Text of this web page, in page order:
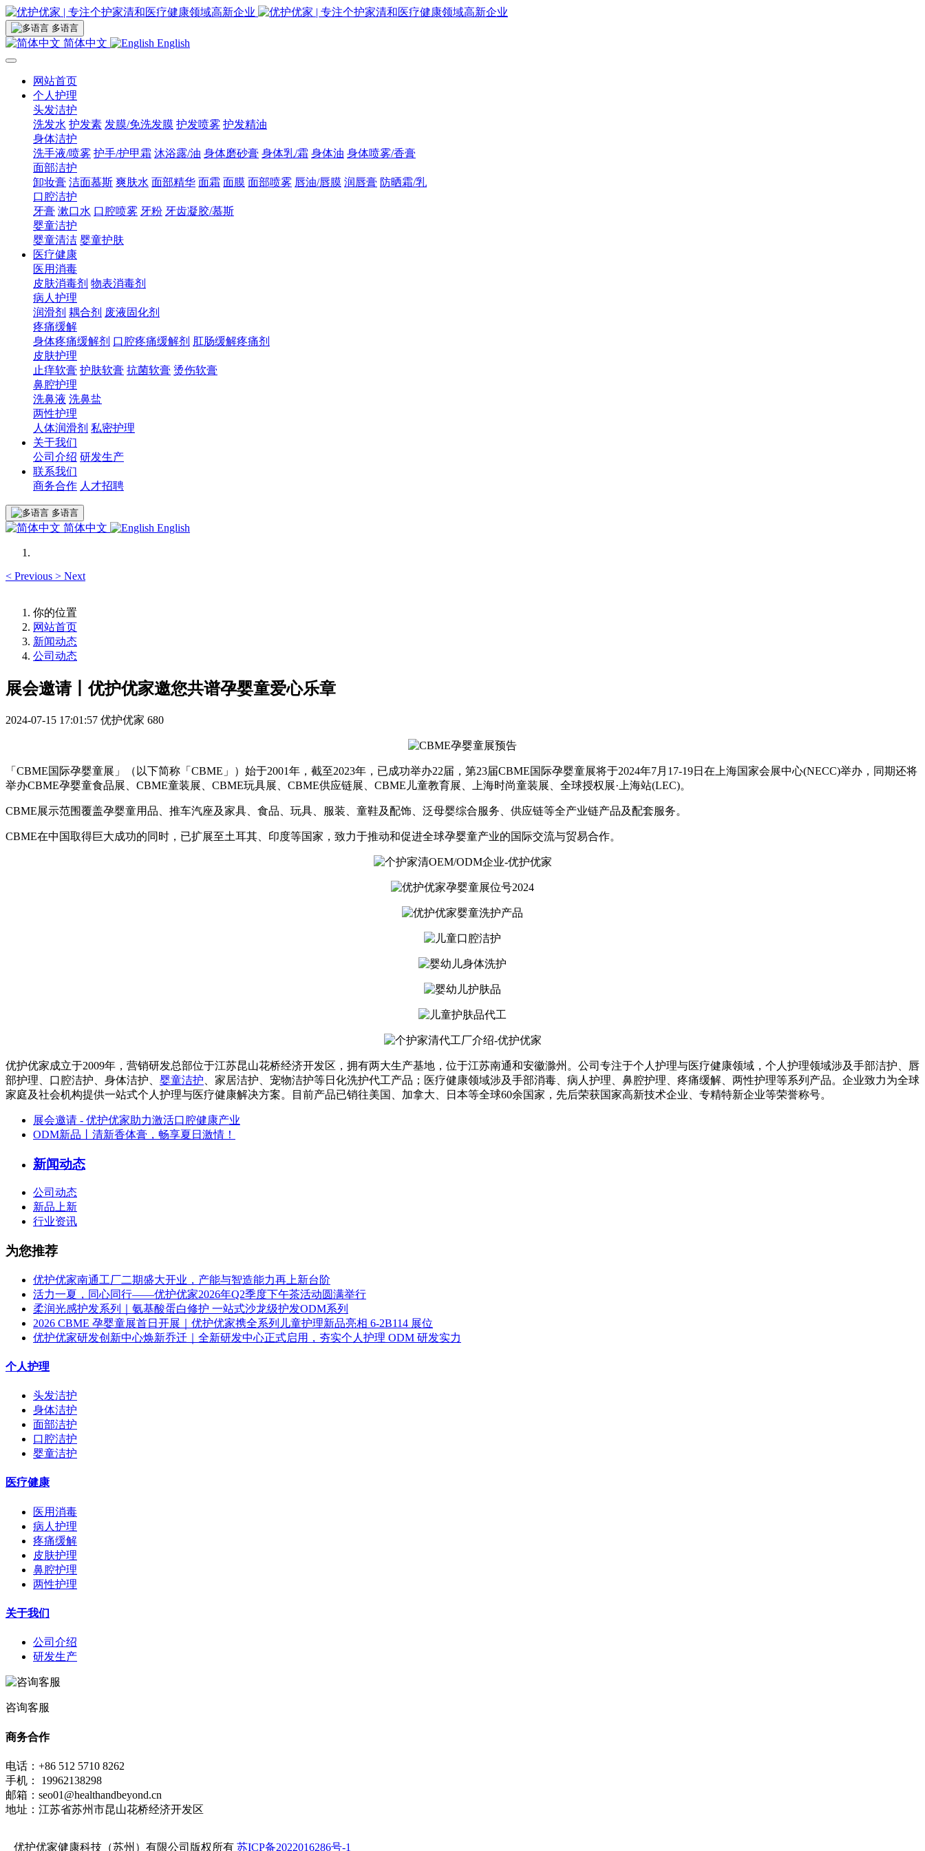
多语言
简体中文 English
网站首页
个人护理
头发洁护
洗发水 护发素 发膜/免洗发膜 护发喷雾 护发精油
身体洁护
洗手液/喷雾 护手/护甲霜 沐浴露/油 身体磨砂膏 身体乳/霜 身体油 身体喷雾/香膏
面部洁护
卸妆膏 洁面慕斯 爽肤水 面部精华 面霜 面膜 面部喷雾 唇油/唇膜 润唇膏 防晒霜/乳
口腔洁护
牙膏 漱口水 口腔喷雾 牙粉 牙齿凝胶/慕斯
婴童洁护
婴童清洁 婴童护肤
医疗健康
医用消毒
皮肤消毒剂 物表消毒剂
病人护理
润滑剂 耦合剂 废液固化剂
疼痛缓解
身体疼痛缓解剂 口腔疼痛缓解剂 肛肠缓解疼痛剂
皮肤护理
止痒软膏 护肤软膏 抗菌软膏 烫伤软膏
鼻腔护理
洗鼻液 洗鼻盐
两性护理
人体润滑剂 私密护理
关于我们
公司介绍 研发生产
联系我们
商务合作 人才招聘
多语言
简体中文 English
< Previous > Next
你的位置
网站首页
新闻动态
公司动态
展会邀请丨优护优家邀您共谱孕婴童爱心乐章
2024-07-15 17:01:57 优护优家 680
「CBME国际孕婴童展」（以下简称「CBME」）始于2001年，截至2023年，已成功举办22届，第23届CBME国际孕婴童展将于2024年7月17-19日在上海国家会展中心(NECC)举办，同期还将
举办CBME孕婴童食品展、CBME童装展、CBME玩具展、CBME供应链展、CBME儿童教育展、上海时尚童装展、全球授权展·上海站(LEC)。
CBME展示范围覆盖孕婴童用品、推车汽座及家具、食品、玩具、服装、童鞋及配饰、泛母婴综合服务、供应链等全产业链产品及配套服务。
CBME在中国取得巨大成功的同时，已扩展至土耳其、印度等国家，致力于推动和促进全球孕婴童产业的国际交流与贸易合作。
优护优家成立于2009年，营销研发总部位于江苏昆山花桥经济开发区，拥有两大生产基地，位于江苏南通和安徽滁州。公司专注于个人护理与医疗健康领域，个人护理领域涉及手部洁护、唇
部护理、口腔洁护、身体洁护、 婴童洁护 、家居洁护、宠物洁护等日化洗护代工产品；医疗健康领域涉及手部消毒、病人护理、鼻腔护理、疼痛缓解、两性护理等系列产品。企业致力为全球
家庭及社会机构提供一站式个人护理与医疗健康解决方案。目前产品已销往美国、加拿大、日本等全球60余国家，先后荣获国家高新技术企业、专精特新企业等荣誉称号。
展会邀请 - 优护优家助力激活口腔健康产业
ODM新品丨清新香体膏，畅享夏日激情！
新闻动态
公司动态
新品上新
行业资讯
为您推荐
优护优家南通工厂二期盛大开业，产能与智造能力再上新台阶
活力一夏，同心同行——优护优家2026年Q2季度下午茶活动圆满举行
柔润光感护发系列｜氨基酸蛋白修护 一站式沙龙级护发ODM系列
2026 CBME 孕婴童展首日开展｜优护优家携全系列儿童护理新品亮相 6-2B114 展位
优护优家研发创新中心焕新乔迁｜全新研发中心正式启用，夯实个人护理 ODM 研发实力
个人护理
头发洁护
身体洁护
面部洁护
口腔洁护
婴童洁护
医疗健康
医用消毒
病人护理
疼痛缓解
皮肤护理
鼻腔护理
两性护理
关于我们
公司介绍
研发生产
咨询客服
商务合作
电话：+86 512 5710 8262
手机： 19962138298
邮箱：seo01@healthandbeyond.cn
地址：江苏省苏州市昆山花桥经济开发区
优护优家健康科技（苏州）有限公司版权所有 苏ICP备2022016286号-1